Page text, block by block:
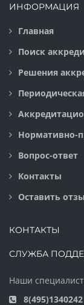
ИНФОРМАЦИЯ
Главная
Поиск
Решения
Нормативно-
Вопрос-ответ
Контакты
Оставить
КОНТАКТЫ
СЛУЖБА
Наши
8(495)1340242